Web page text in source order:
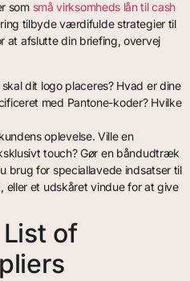
som små virksomheds lån til cash
tilbyde værdifulde strategier til
at afslutte din briefing, overvej
skal dit logo placeres? Hvad er dine
med Pantone-koder? Hvilke
oplevelse. Ville en
touch? Gør en båndudtræk
brug for speciallavede indsatser til
eller et udskåret vindue for at give
of